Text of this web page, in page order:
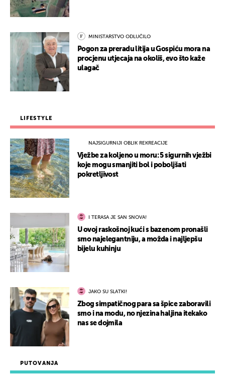
PUTOVANJA
MINISTARSTVO ODLUČILO
Pogon za preradu litija u Gospiću mora na
procjenu utjecaja na okoliš, evo što kaže
ulagač
LIFESTYLE
NAJSIGURNIJI OBLIK REKREACIJE
Vježbe za koljeno u moru: 5 sigurnih vježbi
koje mogu smanjiti bol i poboljšati
pokretljivost
I TERASA JE SAN SNOVA!
U ovoj raskošnoj kući s bazenom pronašli
smo najelegantniju, a možda i najljepšu
bijelu kuhinju
JAKO SU SLATKI!
Zbog simpatičnog para sa špice zaboravili
smo i na modu, no njezina haljina itekako
nas se dojmila